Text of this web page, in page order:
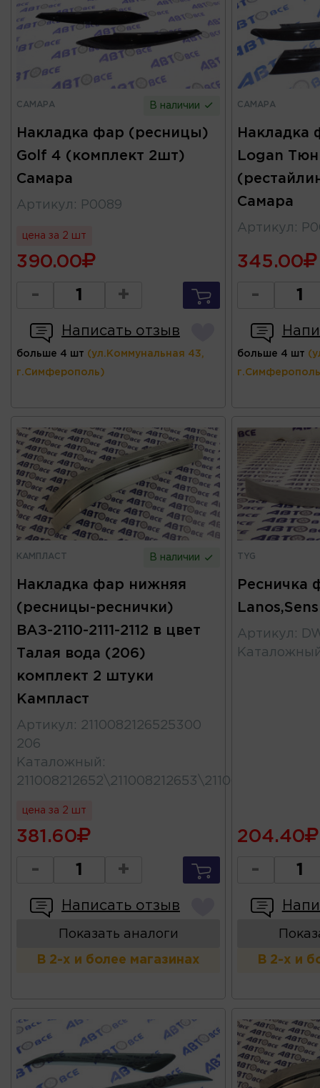
САМАРА В наличии
Накладка фар (ресницы)
Golf 4 (комплект 2шт)
Самара
Артикул : Р0089
цена за 2 шт
390.00
- +
Написать отзыв
больше 4 шт (ул.Коммунальная 43,
г.Симферополь)
САМАРА
Накладка
Logan
Самара
Артикул :
345.00
-
больше 4 шт
КАМПЛАСТ В наличии
Накладка фар нижняя
(ресницы-реснички)
ВАЗ-2110-2111-2112 в цвет
Талая вода (206)
комплект 2 штуки
Кампласт
Артикул : 2110082126525300
206
Каталожный :
цена за 2 шт
381.60
- +
Написать отзыв
Показать аналоги
В 2-х и более магазинах
TYG
Ресничка
Артикул :
204.40
-
В 2-х и